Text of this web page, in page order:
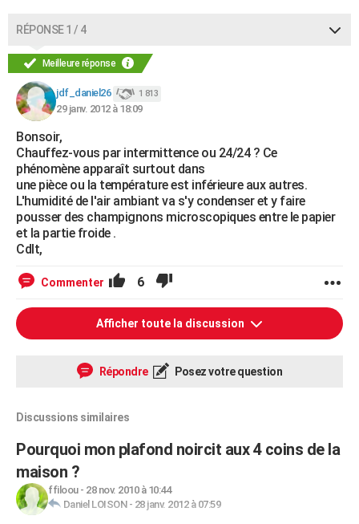
RÉPONSE 1 / 4
Meilleure réponse
jdf_daniel26 1 813
29 janv. 2012 à 18:09
Bonsoir,
Chauffez-vous par intermittence ou 24/24 ? Ce
phénomène apparaît surtout dans
une pièce ou la température est inférieure aux autres.
L'humidité de l'air ambiant va s'y condenser et y faire
pousser des champignons microscopiques entre le papier
et la partie froide .
Cdlt,
Commenter 6
Afficher toute la discussion
Répondre Posez votre question
Discussions similaires
Pourquoi mon plafond noircit aux 4 coins de la
maison ?
ffiloou- 28 nov. 2010 à 10:44
Daniel LOISON- 28 janv. 2012 à 07:59